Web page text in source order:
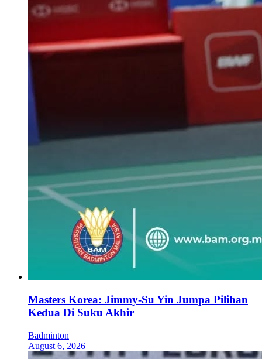
Masters Korea: Jimmy-Su Yin Jumpa Pilihan
Kedua Di Suku Akhir
Badminton
August 6, 2026